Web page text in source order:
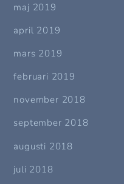
maj 2019
april 2019
mars 2019
februari 2019
november 2018
september 2018
augusti 2018
juli 2018